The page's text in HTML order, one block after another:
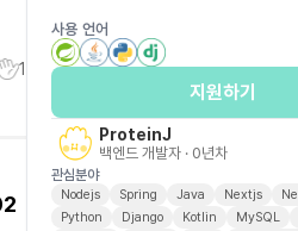
1
사용 언어
지원하기
ProteinJ
백엔드 개발자 · 0년차
관심분야
Nodejs Spring Java Nextjs
Python
Django Kotlin MySQL